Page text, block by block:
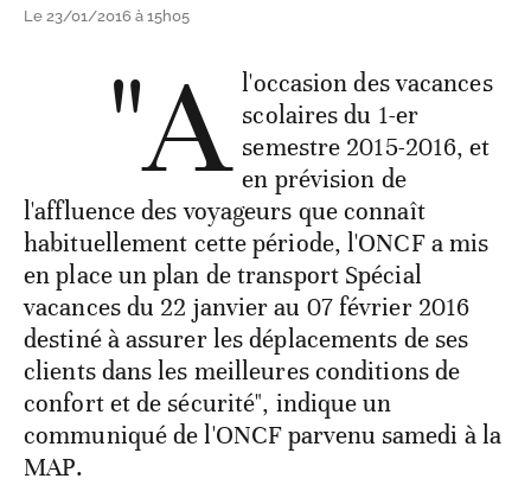
Le 23/01/2016 à 15h05
"A l'occasion des vacances
scolaires du 1-er
semestre 2015-2016, et
en prévision de
l'affluence des voyageurs que connaît
habituellement cette période, l'ONCF a mis
en place un plan de transport Spécial
vacances du 22 janvier au 07 février 2016
destiné à assurer les déplacements de ses
clients dans les meilleures conditions de
confort et de sécurité", indique un
communiqué de l'ONCF parvenu samedi à la
MAP.